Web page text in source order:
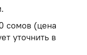
сомов (цена
уточнить в